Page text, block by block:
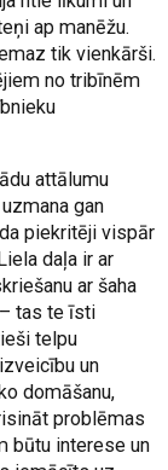
ap manēžu.
tik vienkārši.
no tribīnēm
attālumu
gan
piekritēji vispār
daļa ir ar
ar šaha
tas te īsti
telpu
un
domāšanu,
problēmas
būtu interese un